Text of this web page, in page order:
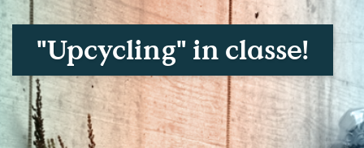
"Upcycling" in classe!